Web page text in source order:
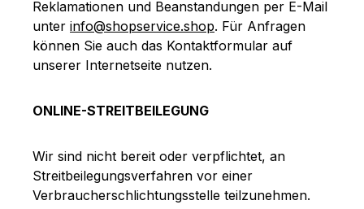
Reklamationen und Beanstandungen per E-Mail
unter info@shopservice.shop. Für Anfragen
können Sie auch das Kontaktformular auf
unserer Internetseite nutzen.
ONLINE-STREITBEILEGUNG
Wir sind nicht bereit oder verpflichtet, an
Streitbeilegungsverfahren vor einer
Verbraucherschlichtungsstelle teilzunehmen.